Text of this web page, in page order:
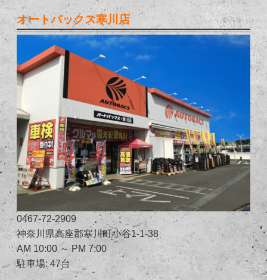
オートバックス寒川店
0467-72-2909
神奈川県高座郡寒川町小谷1-1-38
AM 10:00 ～ PM 7:00
駐車場: 47台